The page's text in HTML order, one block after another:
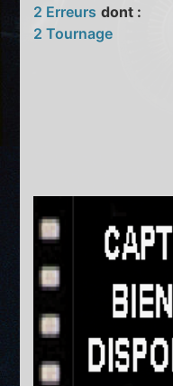
2 Erreurs dont :
2 Tournage